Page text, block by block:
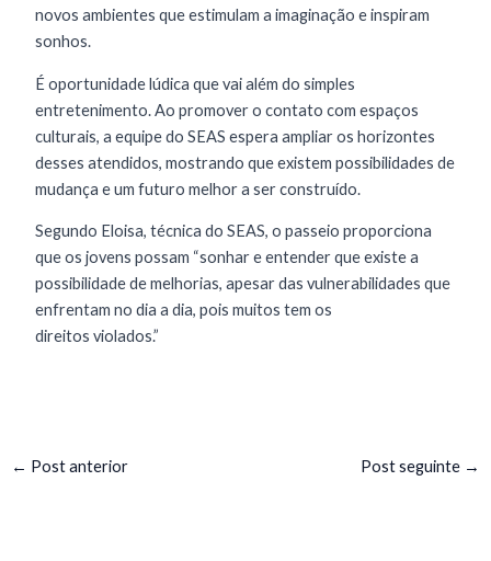
novos ambientes que estimulam a imaginação e inspiram
sonhos.
É oportunidade lúdica que vai além do simples
entretenimento. Ao promover o contato com espaços
culturais, a equipe do SEAS espera ampliar os horizontes
desses atendidos, mostrando que existem possibilidades de
mudança e um futuro melhor a ser construído.
Segundo Eloisa, técnica do SEAS, o passeio proporciona
que os jovens possam “sonhar e entender que existe a
possibilidade de melhorias, apesar das vulnerabilidades que
enfrentam no dia a dia, pois muitos tem os
direitos violados.”
← Post anterior Post seguinte →